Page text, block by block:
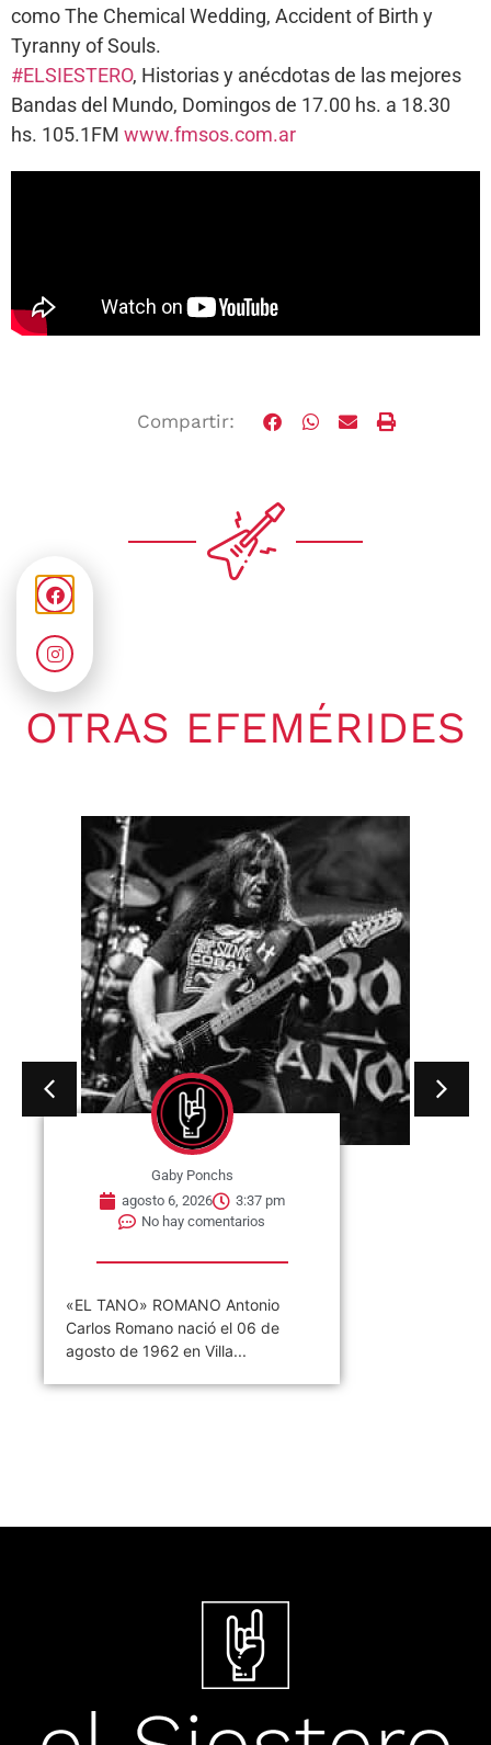
como The Chemical Wedding, Accident of Birth y
Tyranny of Souls.
#ELSIESTERO, Historias y anécdotas de las mejores
Bandas del Mundo, Domingos de 17.00 hs. a 18.30
hs. 105.1FM www.fmsos.com.ar
Compartir:
OTRAS EFEMÉRIDES
Gaby Ponchs
agosto 6, 2026
3:37 pm
No hay comentarios
«EL TANO» ROMANO Antonio
Carlos Romano nació el 06 de
agosto de 1962 en Villa...